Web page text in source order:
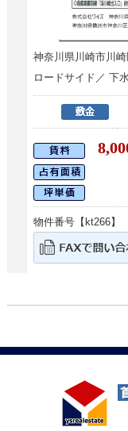
神奈川県川崎市川
ロードサイド／
物件番号【kt266】